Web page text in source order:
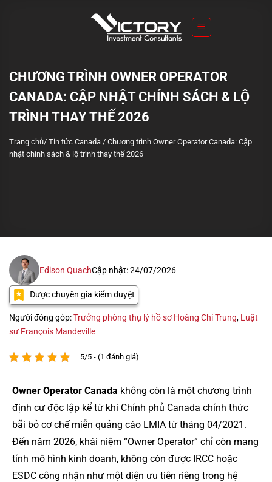
CHƯƠNG TRÌNH OWNER OPERATOR
CANADA: CẬP NHẬT CHÍNH SÁCH & LỘ
TRÌNH THAY THẾ 2026
Trang chủ/ Tin tức Canada / Chương trình Owner Operator Canada: Cập
nhật chính sách & lộ trình thay thế 2026
Edison QuachCập nhật: 24/07/2026
Được chuyên gia kiểm duyệt
Người đóng góp:Trưởng phòng thụ lý hồ sơ Hoàng Chí Trung, Luật
sư François Mandeville
5/5 - (1 đánh giá)
Owner Operator Canada không còn là một chương trình
định cư độc lập kể từ khi Chính phủ Canada chính thức
bãi bỏ cơ chế miễn quảng cáo LMIA từ tháng 04/2021.
Đến năm 2026, khái niệm “Owner Operator” chỉ còn mang
tính mô hình kinh doanh, không còn được IRCC hoặc
ESDC công nhận như một diện ưu tiên riêng trong hệ